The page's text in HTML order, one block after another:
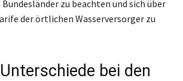
zu beachten und sich über
der örtlichen Wasserversorger zu
bei den